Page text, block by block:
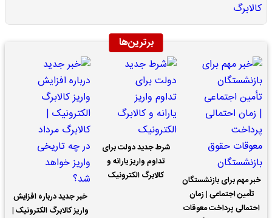
برترین‌ها
خبر مهم برای بازنشستگان
تأمین اجتماعی | زمان
احتمالی پرداخت معوقات
شرط جدید دولت برای
تداوم واریز یارانه و
کالابرگ الکترونیک
خبر جدید درباره افزایش
واریز کالابرگ الکترونیک |